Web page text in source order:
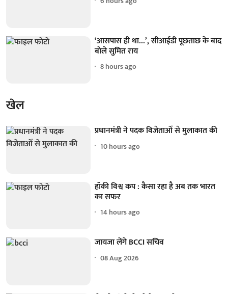
‘आसपास ही था...’, सीआईडी पूछताछ के बाद
बोले सुमित राय
8 hours ago
खेल
प्रधानमंत्री ने पदक विजेताओं से मुलाकात की
10 hours ago
हॉकी विश्व कप : कैसा रहा है अब तक भारत
का सफर
14 hours ago
जायजा लेंगे BCCI सचिव
08 Aug 2026